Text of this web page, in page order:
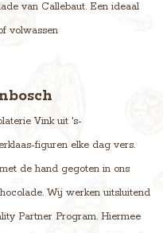
van Callebaut. Een ideaal
volwassen
Vink uit 's-
figuren elke dag vers.
de hand gegoten in ons
Wij werken uitsluitend
Partner Program. Hiermee